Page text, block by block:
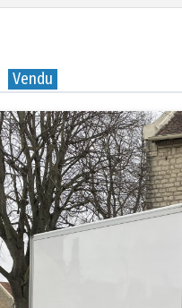
Vendu